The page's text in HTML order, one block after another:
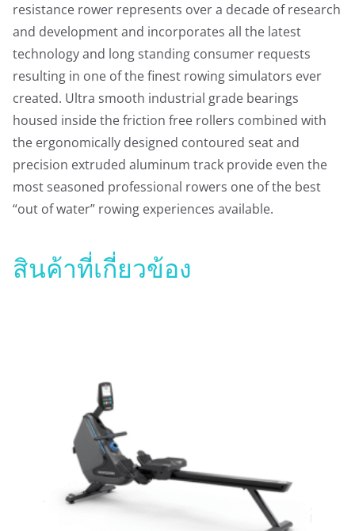
resistance rower represents over a decade of research
and development and incorporates all the latest
technology and long standing consumer requests
resulting in one of the finest rowing simulators ever
created. Ultra smooth industrial grade bearings
housed inside the friction free rollers combined with
the ergonomically designed contoured seat and
precision extruded aluminum track provide even the
most seasoned professional rowers one of the best
“out of water” rowing experiences available.
สินค้าที่เกี่ยวข้อง